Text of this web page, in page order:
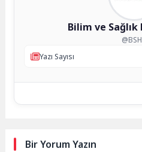
Bilim ve Sağlık
Yazı Sayısı
Bir Yorum Yazın